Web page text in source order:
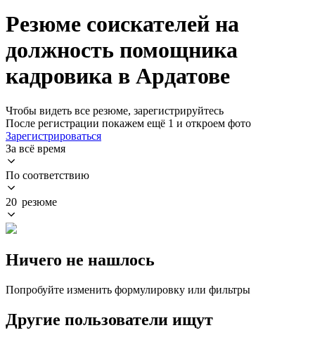
Резюме соискателей на
должность помощника
кадровика в Ардатове
Чтобы видеть все резюме, зарегистрируйтесь
После регистрации покажем ещё 1 и откроем фото
Зарегистрироваться
За всё время
По соответствию
20 резюме
Ничего не нашлось
Попробуйте изменить формулировку или фильтры
Другие пользователи ищут